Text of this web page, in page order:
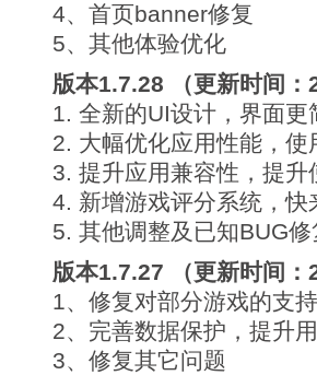
4、首页banner修复
5、其他体验优化
版本1.7.28 （更新时间
1. 全新的UI设计，界面更
2. 大幅优化应用性能，
3. 提升应用兼容性，提升
4. 新增游戏评分系统，
5. 其他调整及已知BUG修
版本1.7.27 （更新时间
1、修复对部分游戏的支持
2、完善数据保护，提升
3、修复其它问题